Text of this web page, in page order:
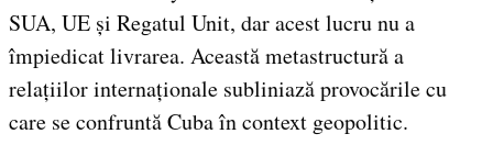
SUA, UE și Regatul Unit, dar acest lucru nu a
împiedicat livrarea. Această metastructură a
relațiilor internaționale subliniază provocările cu
care se confruntă Cuba în context geopolitic.